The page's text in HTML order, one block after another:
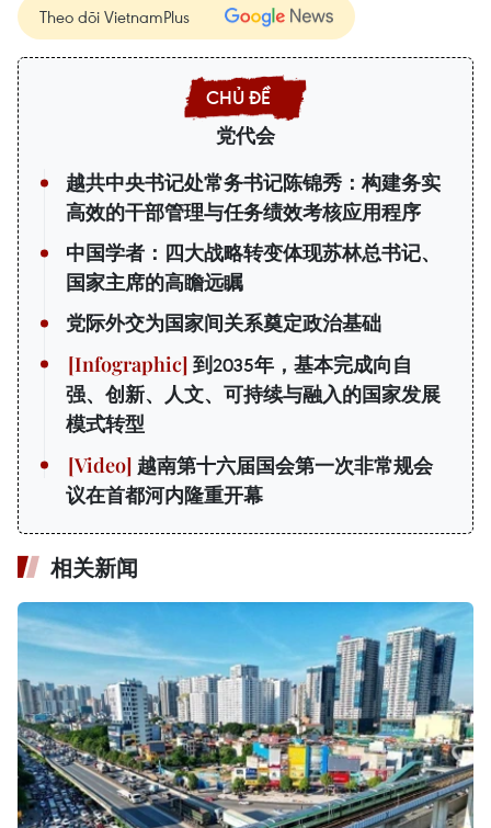
Theo dõi VietnamPlus
党代会
越共中央书记处常务书记陈锦秀：构建务实
高效的干部管理与任务绩效考核应用程序
中国学者：四大战略转变体现苏林总书记、
国家主席的高瞻远瞩
党际外交为国家间关系奠定政治基础
到2035年，基本完成向自
强、创新、人文、可持续与融入的国家发展
模式转型
越南第十六届国会第一次非常规会
议在首都河内隆重开幕
相关新闻